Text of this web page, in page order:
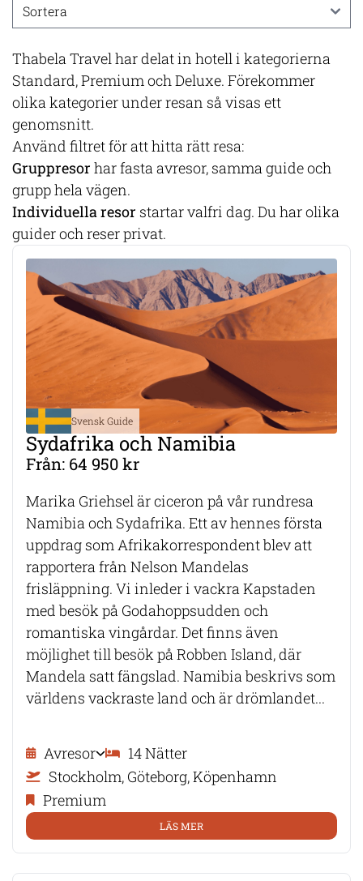
Thabela Travel har delat in hotell i kategorierna
Standard, Premium och Deluxe. Förekommer
olika kategorier under resan så visas ett
genomsnitt.
Använd filtret för att hitta rätt resa:
Gruppresor har fasta avresor, samma guide och
grupp hela vägen.
Individuella resor startar valfri dag. Du har olika
guider och reser privat.
Svensk Guide
Sydafrika och Namibia
Från: 64 950 kr
​Marika Griehsel är ciceron på vår rundresa
Namibia och Sydafrika. Ett av hennes första
uppdrag som Afrikakorrespondent blev att
rapportera från Nelson Mandelas
frisläppning. Vi inleder i vackra Kapstaden
med besök på Godahoppsudden och
romantiska vingårdar. Det finns även
möjlighet till besök på Robben Island, där
Mandela satt fängslad. Namibia beskrivs som
världens vackraste land och är drömlandet...
Avresor
14 Nätter
Stockholm, Göteborg, Köpenhamn
Premium
LÄS MER